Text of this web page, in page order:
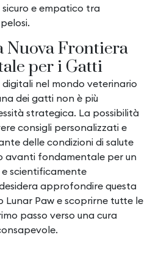
e empatico tra
Nuova Frontiera
per i Gatti
digitali nel mondo veterinario
dei gatti non è più
strategica. La possibilità
consigli personalizzati e
delle condizioni di salute
avanti fondamentale per un
scientificamente
approfondire questa
Lunar Paw e scoprirne tutte le
passo verso una cura